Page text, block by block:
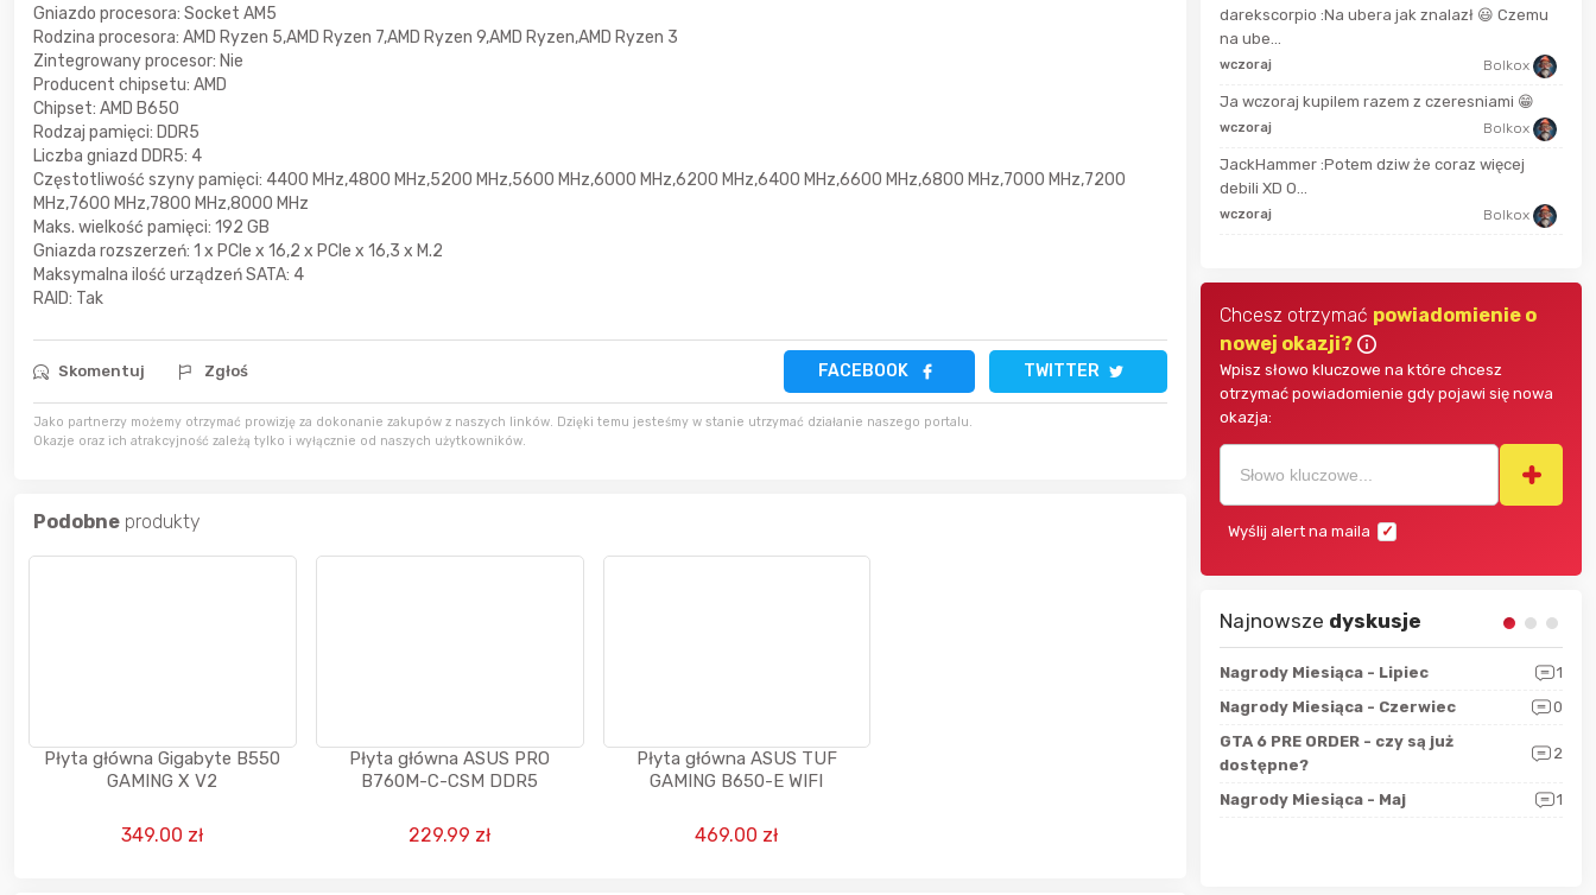
Gniazdo procesora: Socket AM5
Rodzina procesora: AMD Ryzen 5,AMD Ryzen 7,AMD Ryzen 9,AMD Ryzen,AMD Ryzen 3
Zintegrowany procesor: Nie
Producent chipsetu: AMD
Chipset: AMD B650
Rodzaj pamięci: DDR5
Liczba gniazd DDR5: 4
Częstotliwość szyny pamięci: 4400 MHz,4800 MHz,5200 MHz,5600 MHz,6000 MHz,6200 MHz,6400 MHz,6600 MHz,6800 MHz,7000 MHz,7200
MHz,7600 MHz,7800 MHz,8000 MHz
Maks. wielkość pamięci: 192 GB
Gniazda rozszerzeń: 1 x PCIe x 16,2 x PCIe x 16,3 x M.2
Maksymalna ilość urządzeń SATA: 4
RAID: Tak
Skomentuj Zgłoś FACEBOOK TWITTER
Jako partnerzy możemy otrzymać prowizję za dokonanie zakupów z naszych linków. Dzięki temu jesteśmy w stanie utrzymać działanie naszego portalu.
Okazje oraz ich atrakcyjność zależą tylko i wyłącznie od naszych użytkowników.
Podobne produkty
Płyta główna Gigabyte B550
GAMING X V2
349.00 zł
Płyta główna ASUS PRO
B760M-C-CSM DDR5
229.99 zł
Płyta główna ASUS TUF
GAMING B650-E WIFI
469.00 zł
wczoraj
wczoraj
wczoraj
17 godzin temu
darekscorpio :Na ubera jak znalazł 😃 Czemu
na ube...
wczoraj Bolkox
Ja wczoraj kupilem razem z czeresniami 😁
wczoraj Bolkox
JackHammer :Potem dziw że coraz więcej
debili XD O...
wczoraj Bolkox
Chcesz otrzymać powiadomienie o
nowej okazji?
Wpisz słowo kluczowe na które chcesz
otrzymać powiadomienie gdy pojawi się nowa
okazja:
Wyślij alert na maila
Najnowsze dyskusje
Nagrody Miesiąca - Lipiec
1
Nagrody Miesiąca - Czerwiec
0
GTA 6 PRE ORDER - czy są już
dostępne?
2
Nagrody Miesiąca - Maj 1